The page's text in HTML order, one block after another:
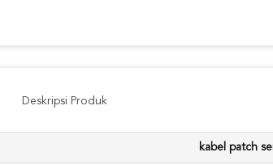
Deskripsi Produk
kabel patch